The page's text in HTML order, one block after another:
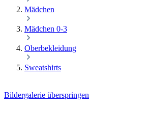
Mädchen
Mädchen 0-3
Oberbekleidung
Sweatshirts
Bildergalerie überspringen